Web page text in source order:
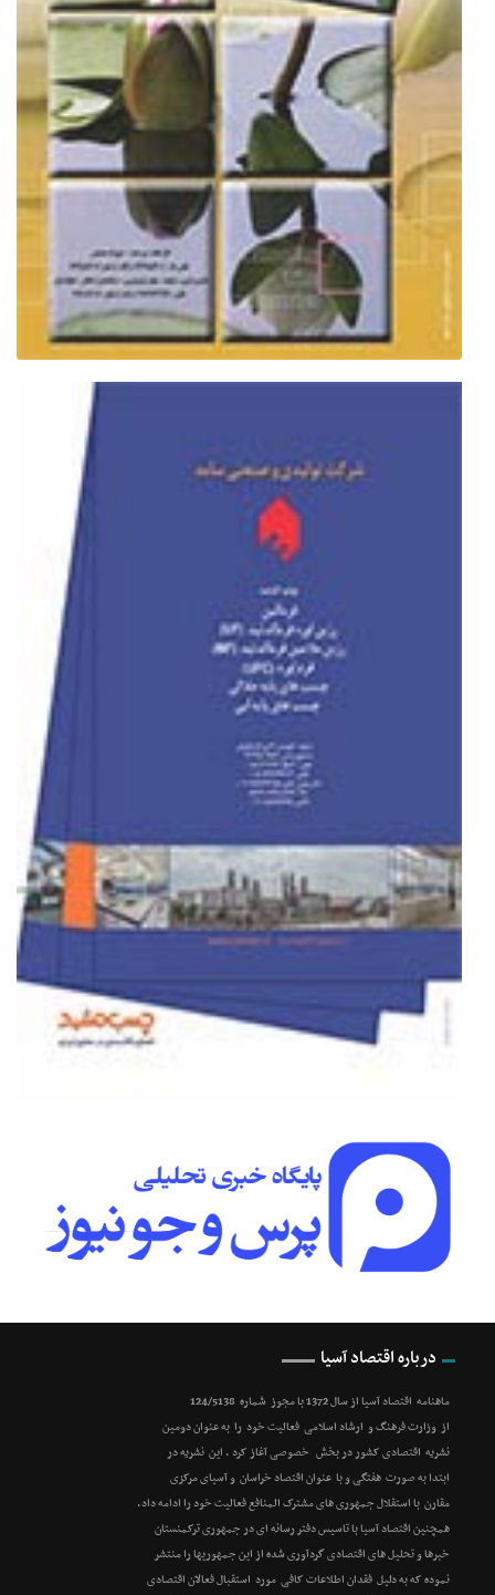
درباره اقتصاد آسیا
ماهنامه اقتصاد آسیا از سال 1372 با مجوز شماره 124/5138
از وزارت فرهنگ و ارشاد اسلامی فعالیت خود را به عنوان دومین
نشریه اقتصادی کشور در بخش خصوصی آغاز کرد . این نشریه در
ابتدا به صورت هفتگی و با عنوان اقتصاد خراسان و آسیای مرکزی
مقارن با استقلال جمهوری های مشترک المنافع فعالیت خود را ادامه داد.
همچنین اقتصاد آسیا با تاسیس دفتر رسانه ای در جمهوری ترکمنستان
خبرها و تحلیل های اقتصادی گردآوری شده از این جمهوریها را منتشر
نموده که به دلیل فقدان اطلاعات کافی مورد استقبال فعالان اقتصادی